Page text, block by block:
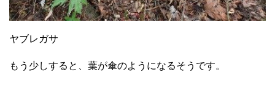
ヤブレガサ
もう少しすると、葉が傘のようになるそうです。